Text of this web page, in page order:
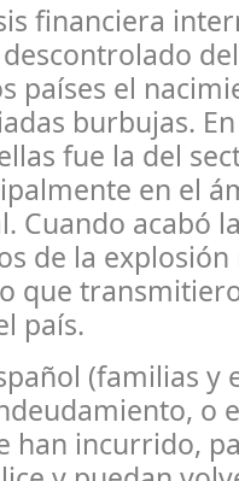
financiera
países el
burbujas.
fue la del
en el
Cuando acabó
de la
que
país.
(familias y
o
han incurrido,